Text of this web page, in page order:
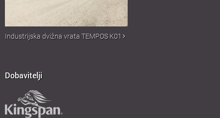
Industrijska dvižna vrata TEMPOS K01
Dobavitelji